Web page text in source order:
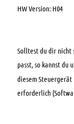
HW Version: H04
Solltest du dir nicht
passt, so kannst du
diesem
erforderlich